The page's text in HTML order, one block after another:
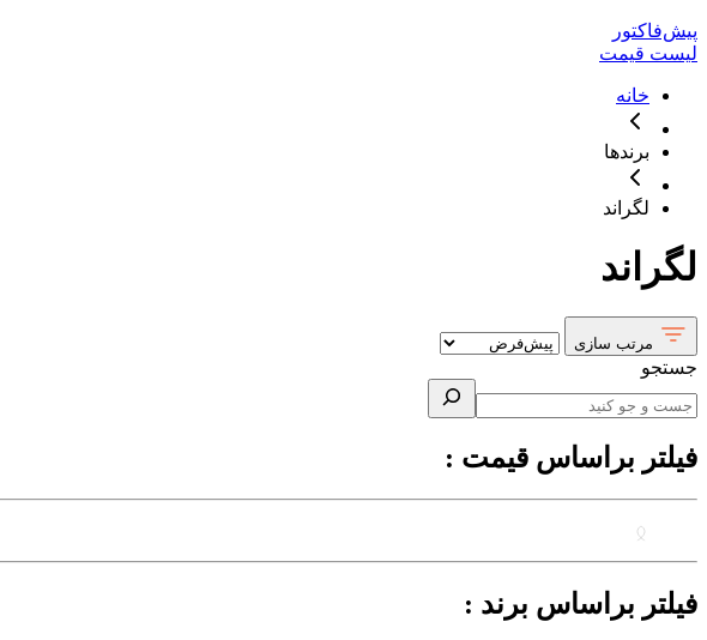
پیش‌فاکتور
لیست قیمت
خانه
برندها
لگراند
لگراند
جستجو
فیلتر براساس قیمت :
فیلتر براساس برند :